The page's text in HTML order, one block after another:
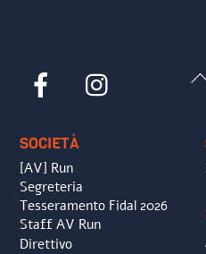
Facebook
SOCIETÀ
[AV] Run
Segreteria
Tesseramento Fidal 2026
Staff AV Run
Direttivo